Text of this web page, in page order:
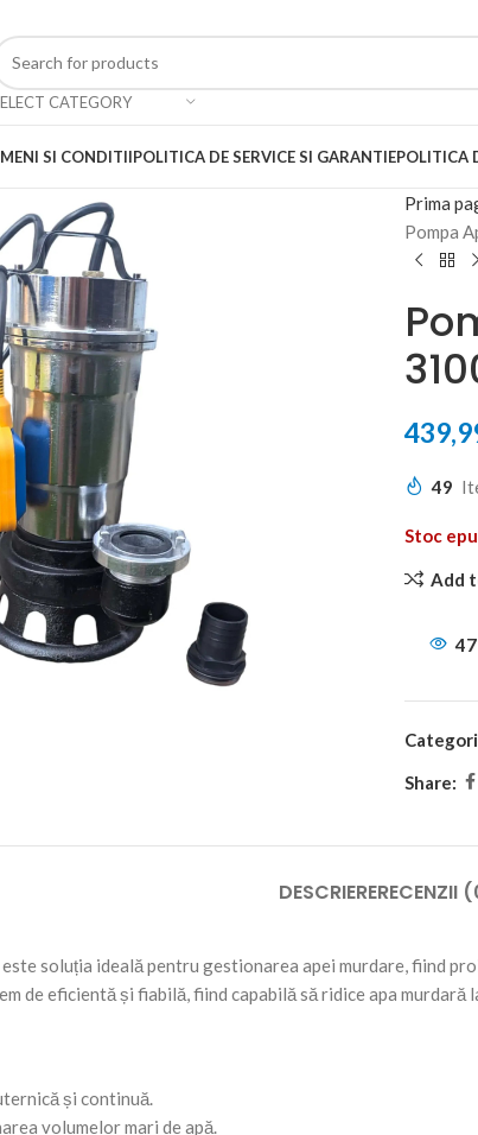
CATEGORY
SI CONDITIIPOLITICA DE SERVICE SI GARANTIEPOLITICA
Prima
Pompa
49
Stoc
Add
47
Share:
DESCRIERERECENZII
soluția ideală pentru gestionarea apei murdare, fiind
de eficientă și fiabilă, fiind capabilă să ridice apa
și continuă.
volumelor mari de apă.